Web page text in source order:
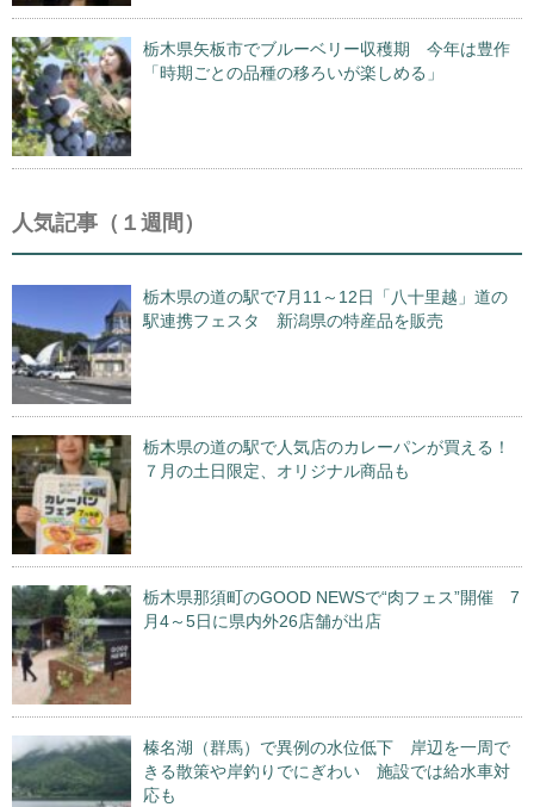
栃木県矢板市でブルーベリー収穫期 今年は豊作
「時期ごとの品種の移ろいが楽しめる」
人気記事（１週間）
栃木県の道の駅で7月11～12日「八十里越」道の
駅連携フェスタ 新潟県の特産品を販売
栃木県の道の駅で人気店のカレーパンが買える！
７月の土日限定、オリジナル商品も
栃木県那須町のGOOD NEWSで“肉フェス”開催 7
月4～5日に県内外26店舗が出店
榛名湖（群馬）で異例の水位低下 岸辺を一周で
きる散策や岸釣りでにぎわい 施設では給水車対
応も